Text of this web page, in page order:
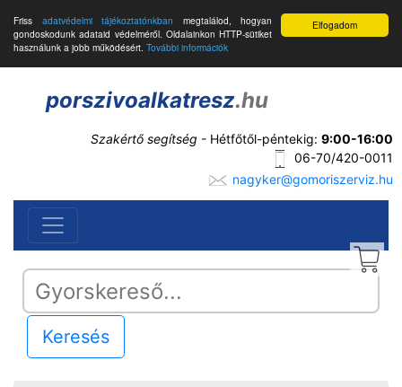
Elfogadom
Friss adatvédelmi tájékoztatónkban megtalálod, hogyan
gondoskodunk adataid védelméről. Oldalainkon HTTP-sütiket
használunk a jobb működésért. További információk
porszivoalkatresz.hu
Szakértő segítség - Hétfőtől-péntekig: 9:00-16:00
06-70/420-0011
nagyker@gomoriszerviz.hu
Keresés